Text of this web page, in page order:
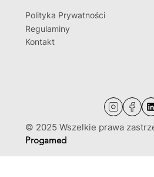
© 2025 Wszelkie prawa
Progamed
Polityka Prywatności
Regulaminy
Kontakt